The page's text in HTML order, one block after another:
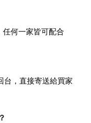
何一家皆可配合
，直接寄送給買家